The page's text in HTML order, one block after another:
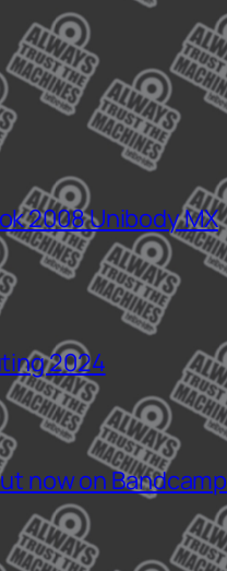
2008 Unibody MX
2024
now on Bandcamp